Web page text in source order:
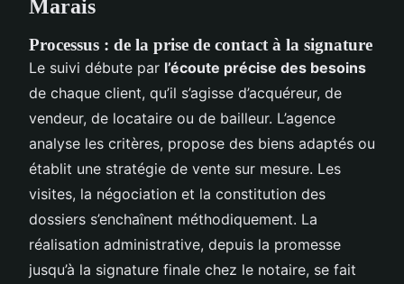
Marais
Processus : de la prise de contact à la signature
Le suivi débute par l’écoute précise des besoins
de chaque client, qu’il s’agisse d’acquéreur, de
vendeur, de locataire ou de bailleur. L’agence
analyse les critères, propose des biens adaptés ou
établit une stratégie de vente sur mesure. Les
visites, la négociation et la constitution des
dossiers s’enchaînent méthodiquement. La
réalisation administrative, depuis la promesse
jusqu’à la signature finale chez le notaire, se fait